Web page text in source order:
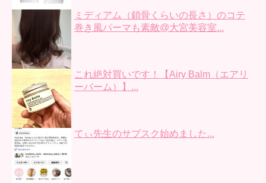
ミディアム（鎖骨くらいの長さ）のコテ
巻き風パーマも素敵@大宮美容室...
これ絶対買いです！【Airy Balm（エアリ
ーバーム）】...
てぃ先生のサブスク始めました...